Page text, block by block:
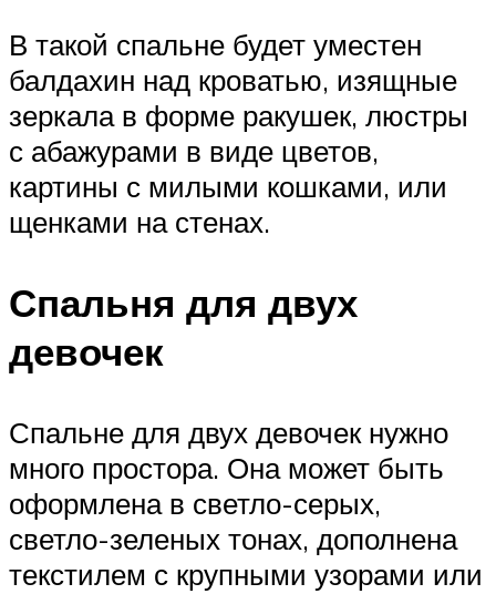
В такой спальне будет уместен
балдахин над кроватью, изящные
зеркала в форме ракушек, люстры
с абажурами в виде цветов,
картины с милыми кошками, или
щенками на стенах.
Спальня для двух
девочек
Спальне для двух девочек нужно
много простора. Она может быть
оформлена в светло-серых,
светло-зеленых тонах, дополнена
текстилем с крупными узорами или